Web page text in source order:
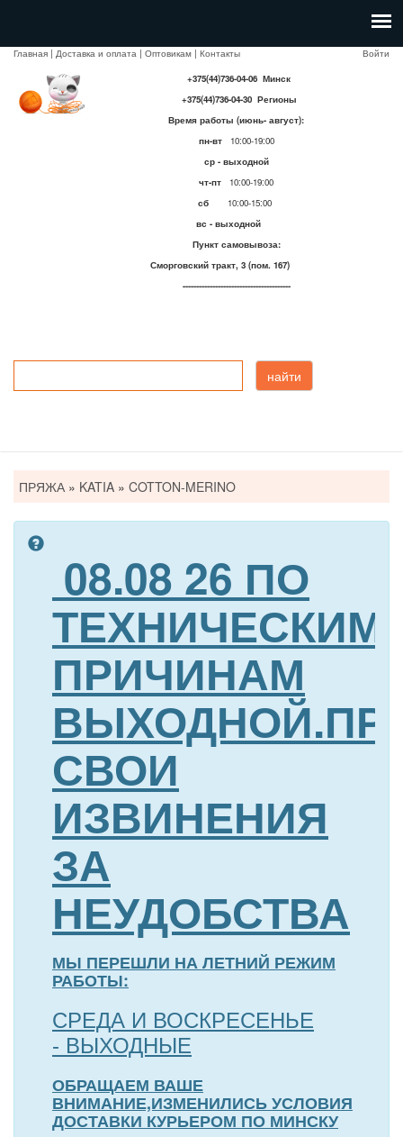
Главная | Доставка и оплата | Оптовикам | Контакты
Войти
+375(44)736-04-06 Минск
+375(44)736-04-30 Регионы
Время работы (июнь- август):
пн-вт
10:00-19:00
ср - выходной
чт-пт 10:00-19:00
сб
10:00-15:00
вс - выходной
Пункт самовывоза:
Сморговский тракт, 3 (пом. 167)
----------------------------------------
найти
здесь
ПРЯЖА » KATIA » COTTON-MERINO
08.08 26 ПО
ТЕХНИЧЕСКИМ
ПРИЧИНАМ
СВОИ
ИЗВИНЕНИЯ
ЗА
НЕУДОБСТВА
МЫ ПЕРЕШЛИ НА ЛЕТНИЙ РЕЖИМ
РАБОТЫ:
СРЕДА И ВОСКРЕСЕНЬЕ
- ВЫХОДНЫЕ
ОБРАЩАЕМ ВАШЕ
ВНИМАНИЕ,ИЗМЕНИЛИСЬ УСЛОВИЯ
ДОСТАВКИ КУРЬЕРОМ ПО МИНСКУ